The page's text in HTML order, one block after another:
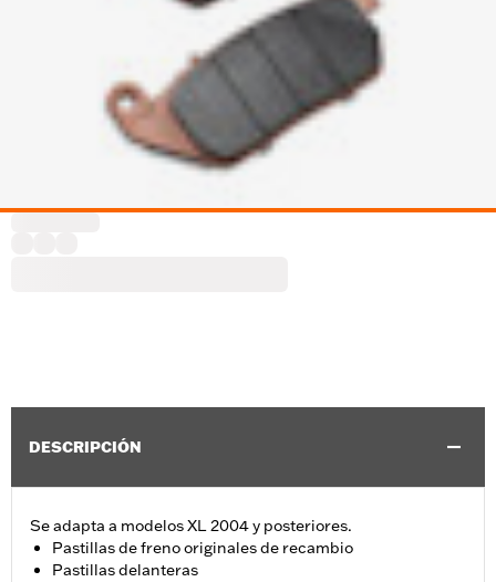
DESCRIPCIÓN
Se adapta a modelos XL 2004 y posteriores.
Pastillas de freno originales de recambio
Pastillas delanteras